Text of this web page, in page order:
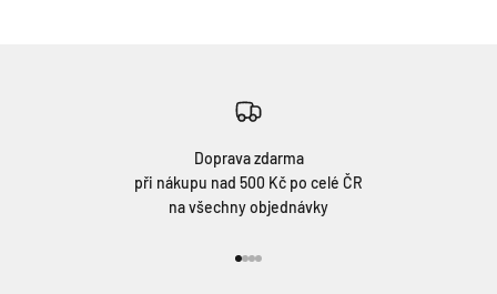
Doprava zdarma
při nákupu nad 500 Kč po celé ČR
na všechny objednávky